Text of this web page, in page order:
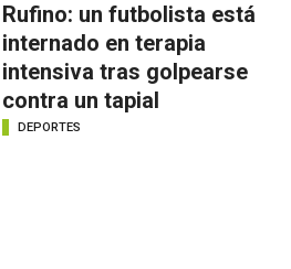
Rufino: un futbolista está
internado en terapia
intensiva tras golpearse
contra un tapial
DEPORTES